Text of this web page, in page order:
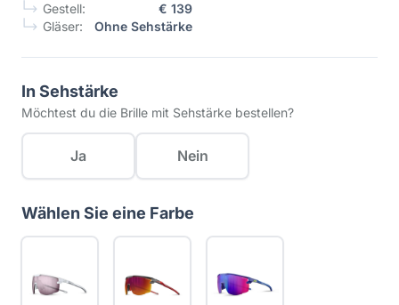
Gestell:
€ 139
Gläser:
Ohne Sehstärke
In Sehstärke
Möchtest du die Brille mit Sehstärke bestellen?
Ja Nein
Wählen Sie eine Farbe